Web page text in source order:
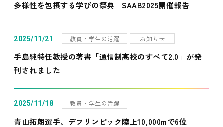
多様性を包摂する学びの祭典 SAAB2025開催報告
2025/11/21 教員・学生の活躍 お知らせ
手島純特任教授の著書「通信制高校のすべて2.0」が発
刊されました
2025/11/18 教員・学生の活躍
青山拓朗選手、デフリンピック陸上10,000mで6位